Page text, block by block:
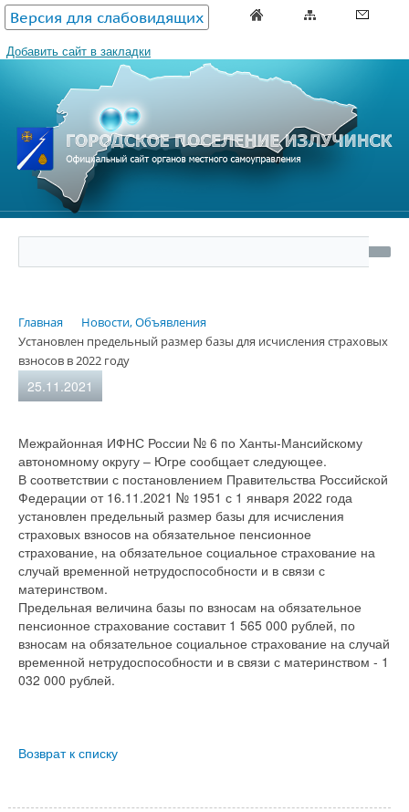
Версия для слабовидящих
Добавить сайт в закладки
Главная
Новости, Объявления
Установлен предельный размер базы для исчисления страховых
взносов в 2022 году
25.11.2021
Межрайонная ИФНС России № 6 по Ханты-Мансийскому
автономному округу ‒ Югре сообщает следующее.
В соответствии с постановлением Правительства Российской
Федерации от 16.11.2021 № 1951 с 1 января 2022 года
установлен предельный размер базы для исчисления
страховых взносов на обязательное пенсионное
страхование, на обязательное социальное страхование на
случай временной нетрудоспособности и в связи с
материнством.
Предельная величина базы по взносам на обязательное
пенсионное страхование составит 1 565 000 рублей, по
взносам на обязательное социальное страхование на случай
временной нетрудоспособности и в связи с материнством - 1
032 000 рублей.
Возврат к списку